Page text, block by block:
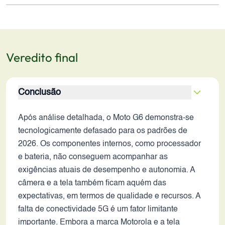
Veredito final
Conclusão
Após análise detalhada, o Moto G6 demonstra-se
tecnologicamente defasado para os padrões de
2026. Os componentes internos, como processador
e bateria, não conseguem acompanhar as
exigências atuais de desempenho e autonomia. A
câmera e a tela também ficam aquém das
expectativas, em termos de qualidade e recursos. A
falta de conectividade 5G é um fator limitante
importante. Embora a marca Motorola e a tela